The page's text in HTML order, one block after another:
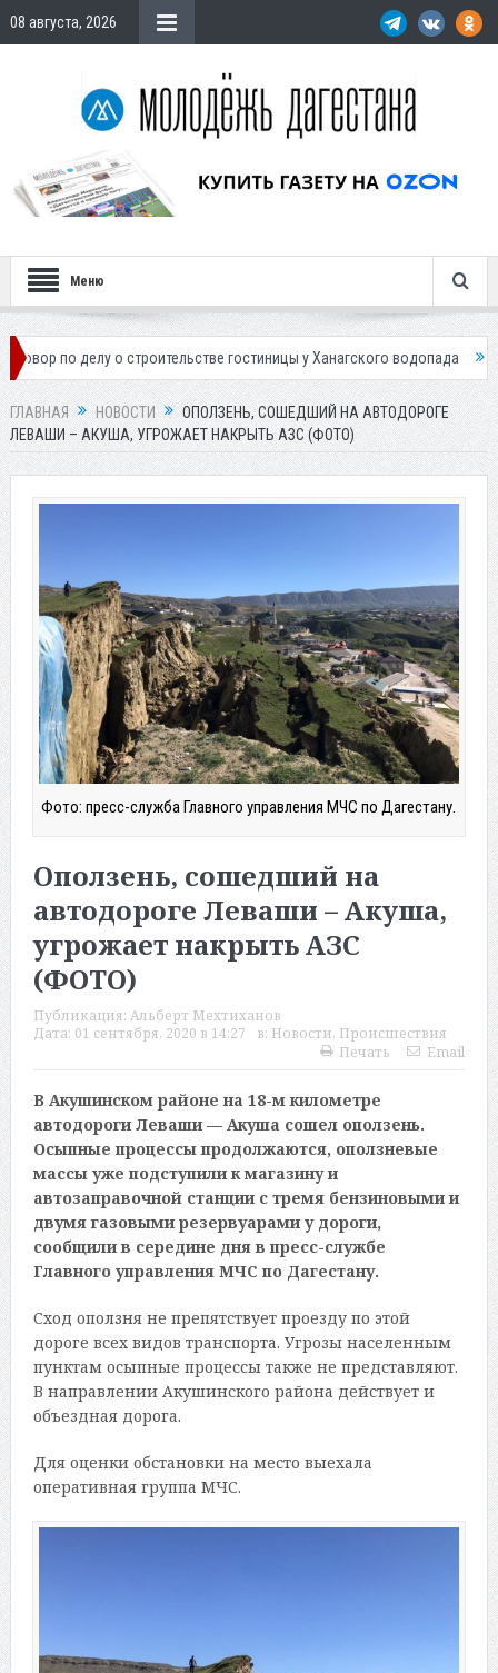
08 августа, 2026
Меню
о строительстве гостиницы у Ханагского водопада Власти
ГЛАВНАЯ НОВОСТИ
ОПОЛЗЕНЬ, СОШЕДШИЙ НА АВТОДОРОГЕ
ЛЕВАШИ – АКУША, УГРОЖАЕТ НАКРЫТЬ АЗС (ФОТО)
Фото: пресс-служба Главного управления МЧС по Дагестану.
Оползень, сошедший на
автодороге Леваши – Акуша,
угрожает накрыть АЗС
(ФОТО)
Публикация: Альберт Мехтиханов
Дата: 01 сентября, 2020 в 14:27 в: Новости, Происшествия
Печать
Email
В Акушинском районе на 18-м километре
автодороги Леваши — Акуша сошел оползень.
Осыпные процессы продолжаются, оползневые
массы уже подступили к магазину и
автозаправочной станции с тремя бензиновыми и
двумя газовыми резервуарами у дороги,
сообщили в середине дня в пресс-службе
Главного управления МЧС по Дагестану.
Сход оползня не препятствует проезду по этой
дороге всех видов транспорта. Угрозы населенным
пунктам осыпные процессы также не представляют.
В направлении Акушинского района действует и
объездная дорога.
Для оценки обстановки на место выехала
оперативная группа МЧС.